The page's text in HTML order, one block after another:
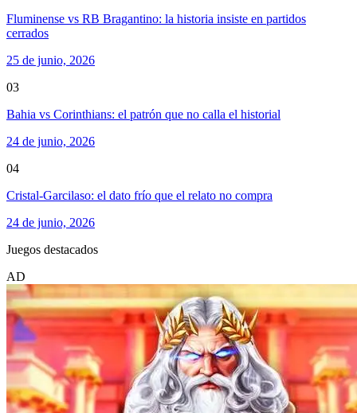
Fluminense vs RB Bragantino: la historia insiste en partidos
cerrados
25 de junio, 2026
03
Bahia vs Corinthians: el patrón que no calla el historial
24 de junio, 2026
04
Cristal-Garcilaso: el dato frío que el relato no compra
24 de junio, 2026
Juegos destacados
AD